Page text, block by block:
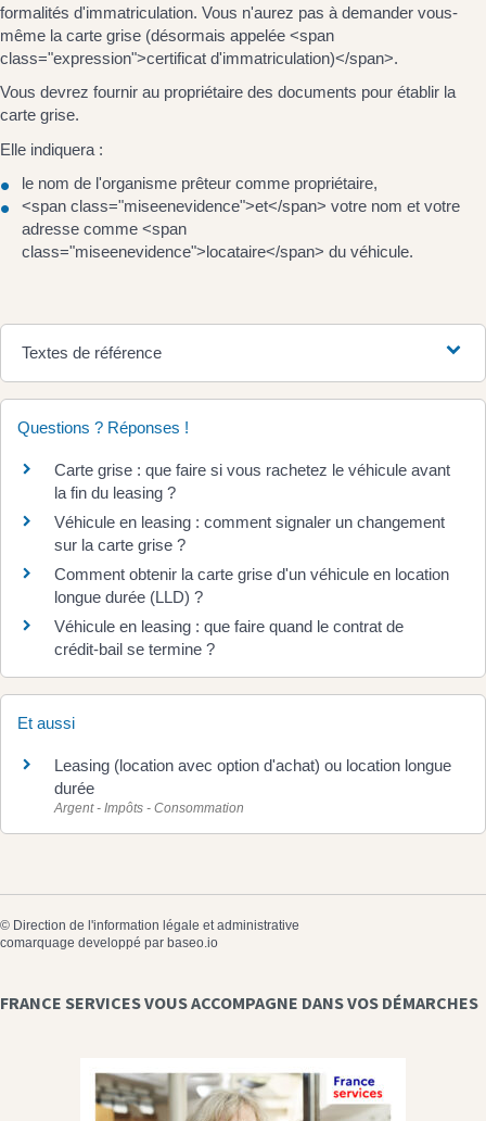
formalités d'immatriculation. Vous n'aurez pas à demander vous-
même la carte grise (désormais appelée <span
class="expression">certificat d'immatriculation)</span>.
Vous devrez fournir au propriétaire des documents pour établir la
carte grise.
Elle indiquera :
le nom de l'organisme prêteur comme propriétaire,
<span class="miseenevidence">et</span> votre nom et votre
adresse comme <span
class="miseenevidence">locataire</span> du véhicule.
Textes de référence
Questions ? Réponses !
Carte grise : que faire si vous rachetez le véhicule avant
la fin du leasing ?
Véhicule en leasing : comment signaler un changement
sur la carte grise ?
Comment obtenir la carte grise d'un véhicule en location
longue durée (LLD) ?
Véhicule en leasing : que faire quand le contrat de
crédit-bail se termine ?
Et aussi
Leasing (location avec option d'achat) ou location longue
durée
Argent - Impôts - Consommation
© Direction de l'information légale et administrative
comarquage developpé par baseo.io
FRANCE SERVICES VOUS ACCOMPAGNE DANS VOS DÉMARCHES